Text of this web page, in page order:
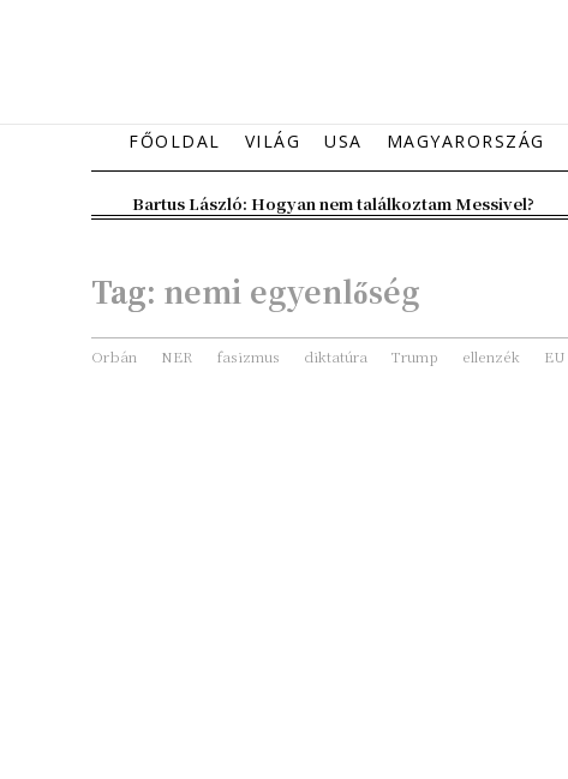
FŐOLDAL VILÁG USA MAGYARORSZÁG
Bartus László: Hogyan nem találkoztam Messivel?
Tag: nemi egyenlőség
Orbán NER fasizmus diktatúra Trump ellenzék EU